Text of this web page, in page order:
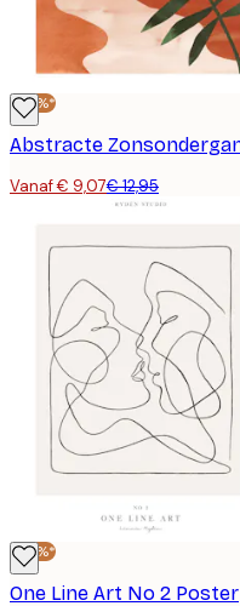
-30%*
Vanaf € 9,07€ 12,95
-30%*
One Line Art No 2 Poster